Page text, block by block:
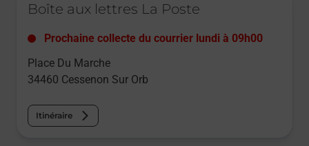
Boîte aux lettres La Poste
Prochaine collecte du courrier lundi à 09h00
Place Du Marche
34460 Cessenon Sur Orb
Itinéraire